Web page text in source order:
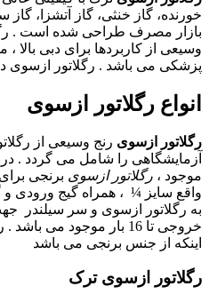
خورنده، گاز خنثی، گاز آتشزا،
بازار مصرف طراحی شده است .
وسیعی از کاربردها برای دبی
پزشکی می باشد . رگلاتور ازسوی
انواع رگلاتور ازسوی
رگلاتور ازسوی رنج وسیعی از
آزمایشگاهی را شامل می گردد .
موجود ، رگلاتور ازسوی برنجی
واقع سایز ¼ ، همراه گیج ورودی
به رگلاتور ازسوی و سر سیلندر
خروجی تا 16 بار موجود می باشد .
اینکه از جنس برنجی می باشد
رگلاتور ازسوی ترک